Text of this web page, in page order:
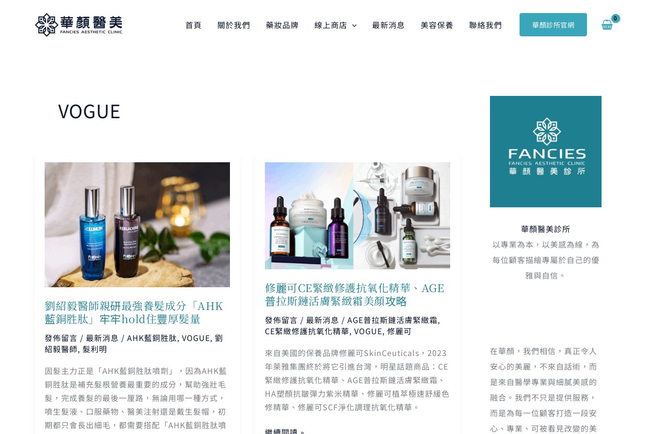
首頁 關於我們 藥妝品牌 線上商店 最新消息 美容保養 聯絡我們 華顏診所官網
VOGUE
劉紹毅醫師親研最強養髮成分「AHK
藍銅胜肽」牢牢hold住豐厚髮量
發佈留言 / 最新消息 / AHK藍銅胜肽, VOGUE, 劉
紹毅醫師, 髮利明
固髮主力正是「AHK藍銅胜肽噴劑」，因為AHK藍
銅胜肽是補充髮根營養最重要的成分，幫助強壯毛
髮，完成養髮的最後一厘路，無論用哪一種方式，
噴生髮液、口服藥物、醫美注射還是戴生髮帽，初
期都只會長出細毛，都需要搭配「AHK藍銅胜肽噴
劉
醫
師
親
強
養
髮
成
分
「AHK
銅
胜
肽」
牢
牢
修麗可CE緊緻修護抗氧化精華、AGE
普拉斯鏈活膚緊緻霜美顏攻略
發佈留言 / 最新消息 / AGE普拉斯鏈活膚緊緻霜,
CE緊緻修護抗氧化精華, VOGUE, 修麗可
來自美國的保養品牌修麗可SkinCeuticals，2023
年萊雅集團終於將它引進台灣，明星話題商品：CE
緊緻修護抗氧化精華、AGE普拉斯鏈活膚緊緻霜、
HA塑顏抗皺彈力紫米精華、修麗可植萃極速舒緩色
修精華、修麗可SCF淨化調理抗氧化精華。
CE
緊
緻
修
護
氧
化
精
華、
普
拉
斯
鏈
活
膚
華顏醫美診所
以專業為本，以美感為線，為
每位顧客描繪專屬於自己的優
雅與自信。
在華顏，我們相信，真正令人
安心的美麗，不來自話術，而
是來自醫學專業與細膩美感的
融合。我們不只是提供服務，
而是為每一位顧客打造一段安
心、專業、可被看見改變的美